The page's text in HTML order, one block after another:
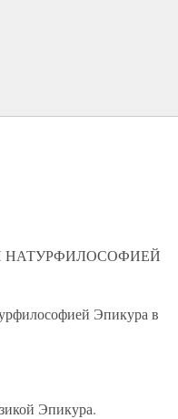
НАТУРФИЛОСОФИЕЙ
Эпикура в
Эпикура.